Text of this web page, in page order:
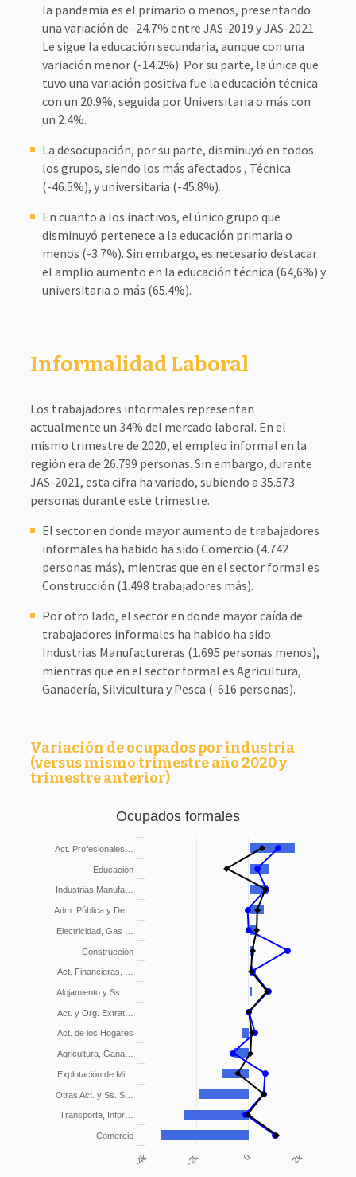
la pandemia es el primario o menos, presentando
una variación de -24.7% entre JAS-2019 y JAS-2021.
Le sigue la educación secundaria, aunque con una
variación menor (-14.2%). Por su parte, la única que
tuvo una variación positiva fue la educación técnica
con un 20.9%, seguida por Universitaria o más con
un 2.4%.
La desocupación, por su parte, disminuyó en todos
los grupos, siendo los más afectados , Técnica
(-46.5%), y universitaria (-45.8%).
En cuanto a los inactivos, el único grupo que
disminuyó pertenece a la educación primaria o
menos (-3.7%). Sin embargo, es necesario destacar
el amplio aumento en la educación técnica (64,6%) y
universitaria o más (65.4%).
Informalidad Laboral
Los trabajadores informales representan
actualmente un 34% del mercado laboral. En el
mismo trimestre de 2020, el empleo informal en la
región era de 26.799 personas. Sin embargo, durante
JAS-2021, esta cifra ha variado, subiendo a 35.573
personas durante este trimestre.
El sector en donde mayor aumento de trabajadores
informales ha habido ha sido Comercio (4.742
personas más), mientras que en el sector formal es
Construcción (1.498 trabajadores más).
Por otro lado, el sector en donde mayor caída de
trabajadores informales ha habido ha sido
Industrias Manufactureras (1.695 personas menos),
mientras que en el sector formal es Agricultura,
Ganadería, Silvicultura y Pesca (-616 personas).
Variación de ocupados por industria
(versus mismo trimestre año 2020 y
trimestre anterior)
Ocupados formales
Act. Profesionales…
Educación
Industrias Manufa…
Adm. Pública y De…
Electricidad, Gas …
Construcción
Act. Financieras, …
Alojamiento y Ss. …
Act. y Org. Extrat…
Act. de los Hogares
Agricultura, Gana…
Explotación de Mi…
Otras Act. y Ss. S…
Transporte, Infor…
Comercio
-4k -2k 0 2k